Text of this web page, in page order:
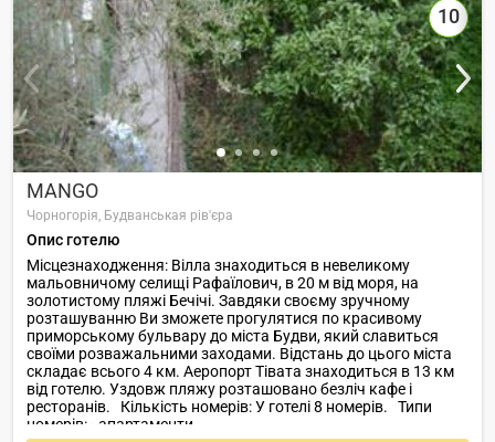
10
MANGO
Чорногорія, Будванськая рів'єра
Опис готелю
Місцезнаходження: Вілла знаходиться в невеликому
мальовничому селищі Рафаїлович, в 20 м від моря, на
золотистому пляжі Бечічі. Завдяки своєму зручному
розташуванню Ви зможете прогулятися по красивому
приморському бульвару до міста Будви, який славиться
своїми розважальними заходами. Відстань до цього міста
складає всього 4 км. Аеропорт Тівата знаходиться в 13 км
від готелю. Уздовж пляжу розташовано безліч кафе і
ресторанів. Кількість номерів: У готелі 8 номерів. Типи
номерів: - апартаменти.